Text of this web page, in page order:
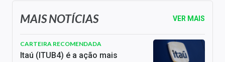
MAIS NOTÍCIAS VER MAIS
CARTEIRA RECOMENDADA
Itaú (ITUB4) é a ação mais